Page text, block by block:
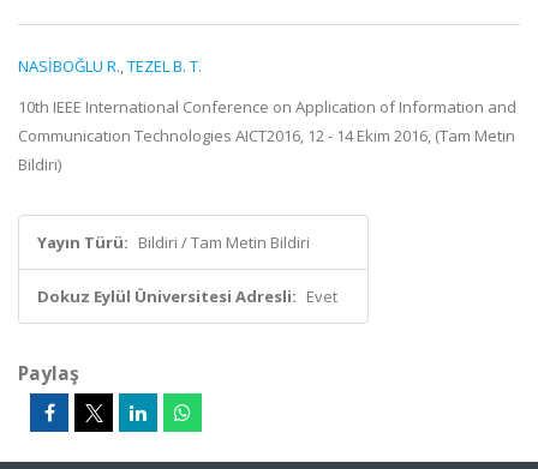
NASİBOĞLU R.,TEZEL B. T.
10th IEEE International Conference on Application of Information and
Communication Technologies AICT2016, 12 - 14 Ekim 2016, (Tam Metin
Bildiri)
Yayın Türü: Bildiri / Tam Metin Bildiri
Dokuz Eylül Üniversitesi Adresli: Evet
Paylaş